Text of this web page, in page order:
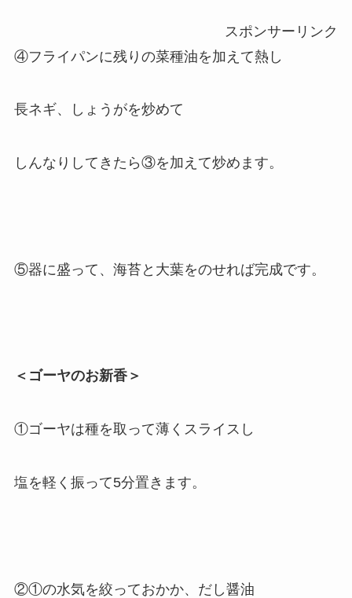
スポンサーリンク
④フライパンに残りの菜種油を加えて熱し
長ネギ、しょうがを炒めて
しんなりしてきたら③を加えて炒めます。
⑤器に盛って、海苔と大葉をのせれば完成です。
＜ゴーヤのお新香＞
①ゴーヤは種を取って薄くスライスし
塩を軽く振って5分置きます。
②①の水気を絞っておかか、だし醤油